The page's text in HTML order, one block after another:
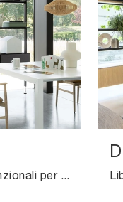
Librerie divisorie iper funzionali per stanze moderne: ottieni informazioni sul modello Avenue Up dell'azienda Kristalia!